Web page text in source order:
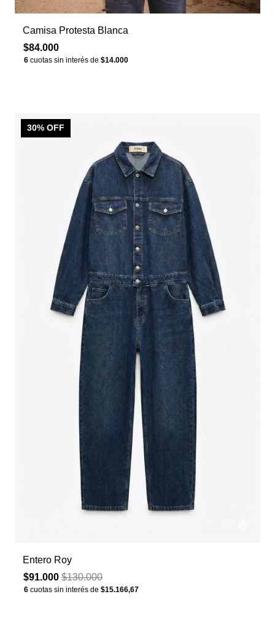
Camisa Protesta Blanca
$84.000
6 cuotas sin interés de $14.000
30% OFF
Entero Roy
$91.000 $130.000
6 cuotas sin interés de $15.166,67